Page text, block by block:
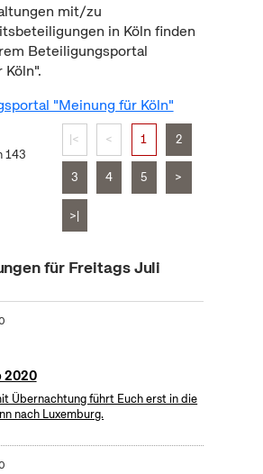
mit/zu
in Köln finden
Beteiligungsportal
"Meinung für Köln"
143
|< < 1 2
3 4 5 >
>|
für Freitags Juli
2020
Übernachtung führt Euch erst in die
nach Luxemburg.